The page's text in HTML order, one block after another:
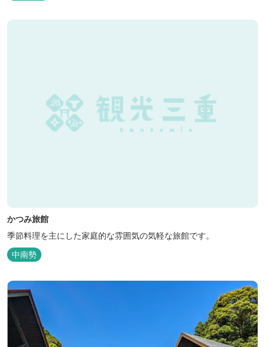
かつみ旅館
季節料理を主にした家庭的な雰囲気の気軽な旅館です。
中南勢